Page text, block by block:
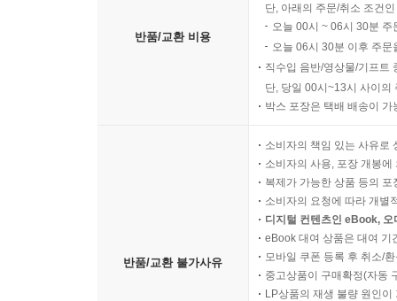
반품/교환 비용
단, 아래의 주문/취소 조건
오늘 00시 ~ 06시 30분
오늘 06시 30분 이후 주
직수입 음반/영상물/기프트
단, 당일 00시~13시 사이의
박스 포장은 택배 배송이
반품/교환 불가사유
소비자의 책임 있는 사유로
소비자의 사용, 포장 개봉
복제가 가능한 상품 등의
소비자의 요청에 따라 개별
디지털 컨텐츠인 eBook,
eBook 대여 상품은 대여 기
모바일 쿠폰 등록 후 취소/
중고상품이 구매확정(자동
LP상품의 재생 불량 원인